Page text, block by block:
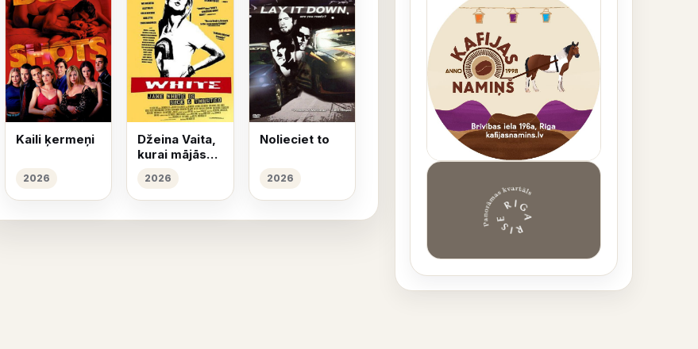
Kaili ķermeņi
2026
Džeina Vaita,
kurai mājās
2026
Nolieciet to
2026